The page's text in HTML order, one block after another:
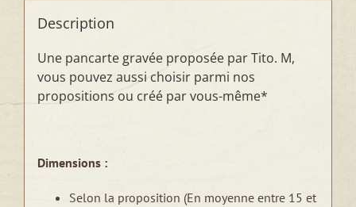
Description
Une pancarte gravée proposée par Tito. M,
vous pouvez aussi choisir parmi nos
propositions ou créé par vous-même*
Dimensions :
Selon la proposition (En moyenne entre 15 et